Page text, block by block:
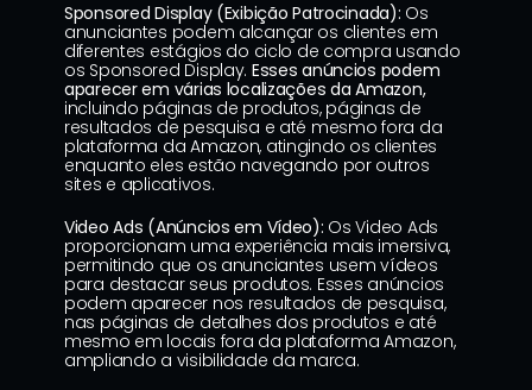
Sponsored Display (Exibição Patrocinada): Os
anunciantes podem alcançar os clientes em
diferentes estágios do ciclo de compra usando
os Sponsored Display. Esses anúncios podem
aparecer em várias localizações da Amazon,
incluindo páginas de produtos, páginas de
resultados de pesquisa e até mesmo fora da
plataforma da Amazon, atingindo os clientes
enquanto eles estão navegando por outros
sites e aplicativos.
Video Ads (Anúncios em Vídeo): Os Video Ads
proporcionam uma experiência mais imersiva,
permitindo que os anunciantes usem vídeos
para destacar seus produtos. Esses anúncios
podem aparecer nos resultados de pesquisa,
nas páginas de detalhes dos produtos e até
mesmo em locais fora da plataforma Amazon,
ampliando a visibilidade da marca.